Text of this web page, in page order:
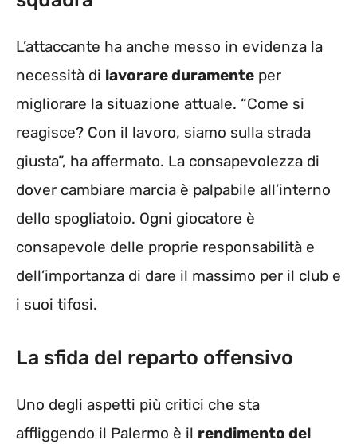
L’attaccante ha anche messo in evidenza la
necessità di lavorare duramente per
migliorare la situazione attuale. “Come si
reagisce? Con il lavoro, siamo sulla strada
giusta”, ha affermato. La consapevolezza di
dover cambiare marcia è palpabile all’interno
dello spogliatoio. Ogni giocatore è
consapevole delle proprie responsabilità e
dell’importanza di dare il massimo per il club e
i suoi tifosi.
La sfida del reparto offensivo
Uno degli aspetti più critici che sta
affliggendo il Palermo è il rendimento del